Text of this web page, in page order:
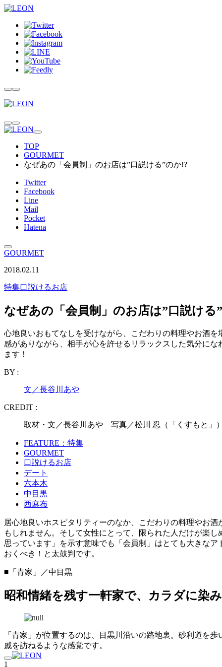
TOP
GOURMET
なぜあの「会員制」のお店は”口説ける”のか!?
Twitter
Facebook
Line
Mail
Pocket
Hatena
GOURMET
2018.02.11
特集口説けるお店
なぜあの「会員制」のお店は”口説ける
心地良いおもてなしを受けながら、こだわりの料理やお酒
感がありながら、相手が心を許せるリラックスした気分に
ます！
BY :
文／長谷川あや
CREDIT :
取材・文／長谷川あや 写真／松川 忍（「くすもと」
FEATURE：特集
GOURMET
口説けるお店
デート
六本木
中目黒
西麻布
居心地良いホスピタリティーのなか、こだわりの料理やお
もしれません。そして女性にとって、限られた人だけが楽
思っています」を示す意味でも「会員制」はとても大きな
おくべき！と太鼓判です。
■「青家」／中目黒
昭和情緒を残す一軒家で、カラダに染
「青家」が位置するのは、目黒川沿いの路地裏。砂利道を
戚を訪ねるような感覚です。
1